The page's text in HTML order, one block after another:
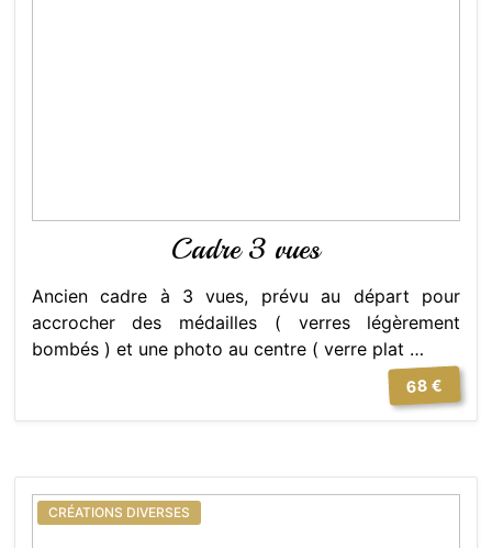
Cadre 3 vues
Ancien cadre à 3 vues, prévu au départ pour
accrocher des médailles ( verres légèrement
bombés ) et une photo au centre ( verre plat …
68 €
CRÉATIONS DIVERSES